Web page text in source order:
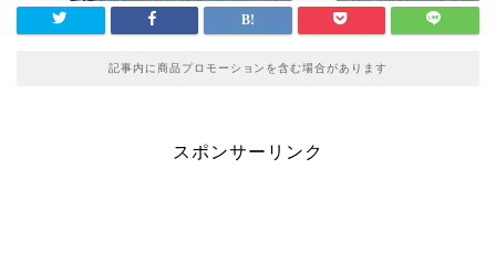
記事内に商品プロモーションを含む場合があります
スポンサーリンク